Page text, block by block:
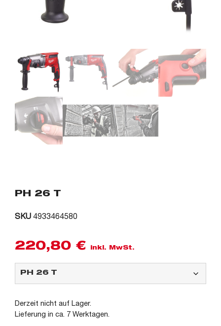
PH 26 T
SKU 4933464580
220,80 € inkl. MwSt.
Derzeit nicht auf Lager.
Lieferung in ca. 7 Werktagen.